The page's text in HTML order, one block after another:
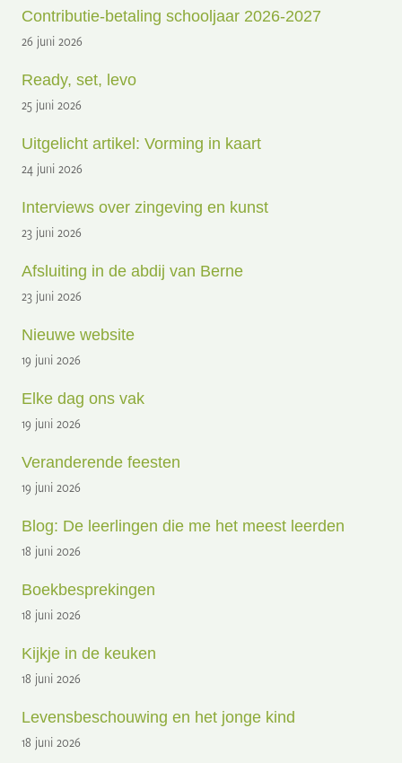
Contributie-betaling schooljaar 2026-2027
26 juni 2026
Ready, set, levo
25 juni 2026
Uitgelicht artikel: Vorming in kaart
24 juni 2026
Interviews over zingeving en kunst
23 juni 2026
Afsluiting in de abdij van Berne
23 juni 2026
Nieuwe website
19 juni 2026
Elke dag ons vak
19 juni 2026
Veranderende feesten
19 juni 2026
Blog: De leerlingen die me het meest leerden
18 juni 2026
Boekbesprekingen
18 juni 2026
Kijkje in de keuken
18 juni 2026
Levensbeschouwing en het jonge kind
18 juni 2026